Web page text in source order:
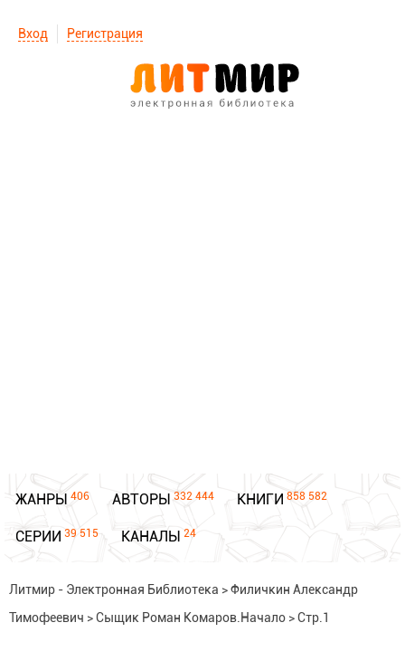
Вход Регистрация
ЖАНРЫ 406 АВТОРЫ 332 444 КНИГИ 858 582
СЕРИИ 39 515 КАНАЛЫ 24
Литмир - Электронная Библиотека >Филичкин Александр
Тимофеевич >Сыщик Роман Комаров.Начало >Стр.1